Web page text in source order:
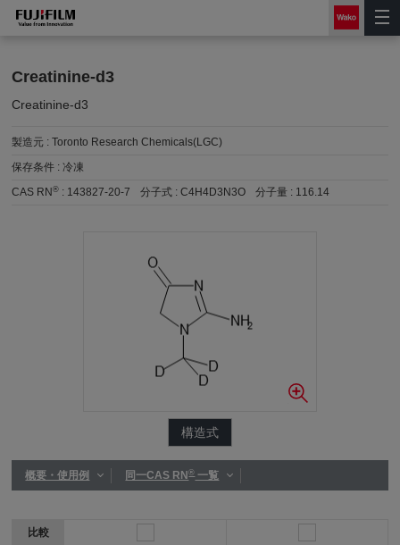
Creatinine-d3
Creatinine-d3
製造元 :Toronto Research Chemicals(LGC)
保存条件 :冷凍
CAS RN® : 143827-20-7 分子式 :C4H4D3N3O 分子量 : 116.14
構造式
概要・使用例 同一CAS RN®一覧
比較